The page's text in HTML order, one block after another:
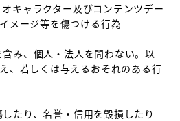
キャラクター及びコンテンツデー
メージ等を傷つける行為
み、個人・法人を問わない。以
、若しくは与えるおそれのある行
たり、名誉・信用を毀損したり